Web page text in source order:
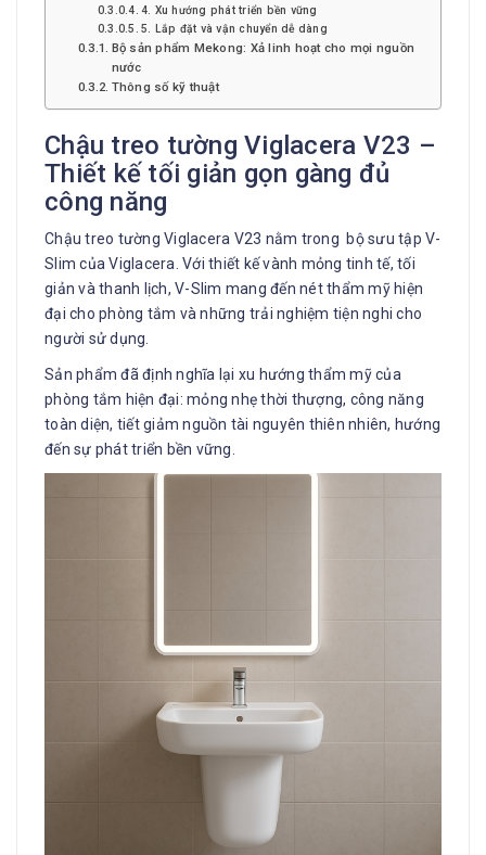
4. Xu hướng phát triển bền vững
5. Lắp đặt và vận chuyển dễ dàng
Bộ sản phẩm Mekong: Xả linh hoạt cho mọi nguồn
nước
Thông số kỹ thuật
Chậu treo tường Viglacera V23 –
Thiết kế tối giản gọn gàng đủ
công năng
Chậu treo tường Viglacera V23 nằm trong bộ sưu tập V-
Slim của Viglacera. Với thiết kế vành mỏng tinh tế, tối
giản và thanh lịch, V-Slim mang đến nét thẩm mỹ hiện
đại cho phòng tắm và những trải nghiệm tiện nghi cho
người sử dụng.
Sản phẩm đã định nghĩa lại xu hướng thẩm mỹ của
phòng tắm hiện đại: mỏng nhẹ thời thượng, công năng
toàn diện, tiết giảm nguồn tài nguyên thiên nhiên, hướng
đến sự phát triển bền vững.